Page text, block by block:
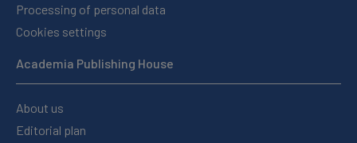
Processing of personal data
Cookies settings
Academia Publishing House
About us
Editorial plan